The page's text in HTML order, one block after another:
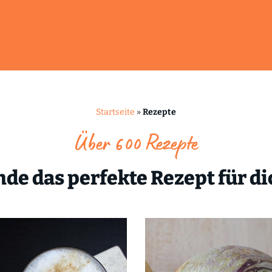
Startseite »Rezepte
Über 600 Rezepte
das perfekte Rezept für